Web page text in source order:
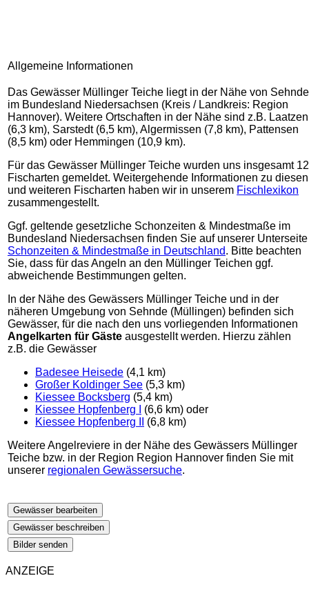
Allgemeine Informationen
Das Gewässer Müllinger Teiche liegt in der Nähe von Sehnde
im Bundesland Niedersachsen (Kreis / Landkreis: Region
Hannover). Weitere Ortschaften in der Nähe sind z.B. Laatzen
(6,3 km), Sarstedt (6,5 km), Algermissen (7,8 km), Pattensen
(8,5 km) oder Hemmingen (10,9 km).
Für das Gewässer Müllinger Teiche wurden uns insgesamt 12
Fischarten gemeldet. Weitergehende Informationen zu diesen
und weiteren Fischarten haben wir in unserem Fischlexikon
zusammengestellt.
Ggf. geltende gesetzliche Schonzeiten & Mindestmaße im
Bundesland Niedersachsen finden Sie auf unserer Unterseite
Schonzeiten & Mindestmaße in Deutschland. Bitte beachten
Sie, dass für das Angeln an den Müllinger Teichen ggf.
abweichende Bestimmungen gelten.
In der Nähe des Gewässers Müllinger Teiche und in der
näheren Umgebung von Sehnde (Müllingen) befinden sich
Gewässer, für die nach den uns vorliegenden Informationen
Angelkarten für Gäste ausgestellt werden. Hierzu zählen
z.B. die Gewässer
Badesee Heisede (4,1 km)
Großer Koldinger See (5,3 km)
Kiessee Bocksberg (5,4 km)
Kiessee Hopfenberg I
(6,6 km) oder
Kiessee Hopfenberg II
(6,8 km)
Weitere Angelreviere in der Nähe des Gewässers Müllinger
Teiche bzw. in der Region Region Hannover finden Sie mit
unserer regionalen Gewässersuche.
Gewässer bearbeiten
Gewässer beschreiben
Bilder senden
ANZEIGE